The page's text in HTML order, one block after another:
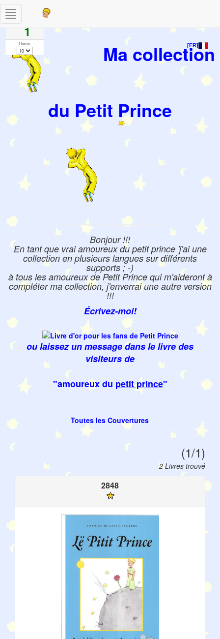
[FR]
Ma collection
du Petit Prince
Bonjour !!!
En tant que vrai amoureux du petit prince 'j'ai une
collection en plusieurs langues sur différents
supports ; -)
à tous les amoureux de Petit Prince qui m'aideront à
compléter ma collection, j'enverrai une autre version
!!!
Écrivez-moi!
ou laissez un message dans le livre des
visiteurs de
"amoureux du petit prince"
Toutes les Couvertures
Toggle
navigation
(1/1)
2 Livres trouvé
Pages
1
Livres:
2848